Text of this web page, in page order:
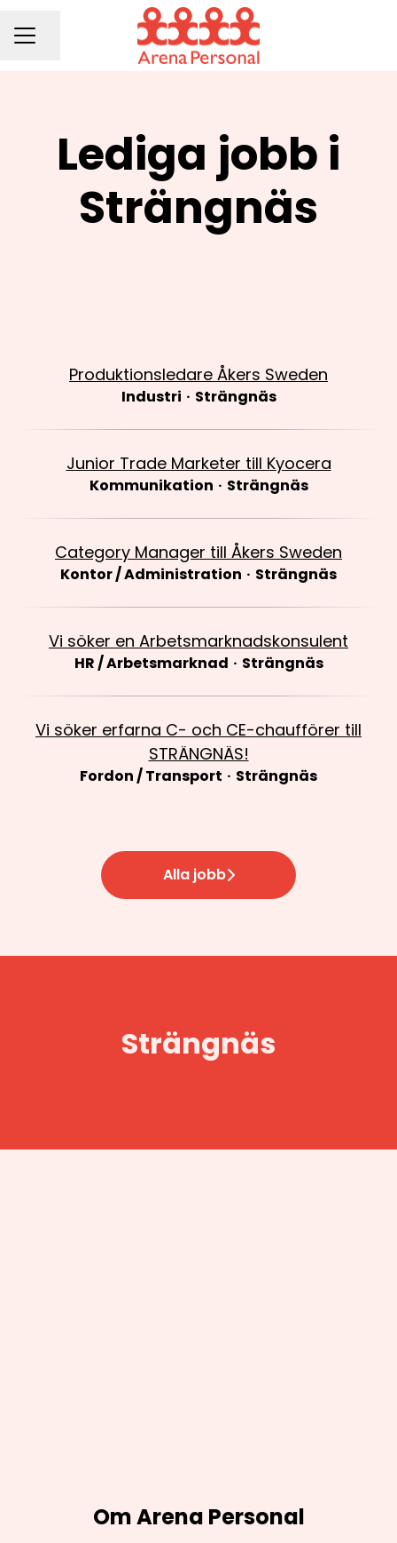
KARRIÄRMENY
Dela sidan
Lediga jobb i
Strängnäs
Produktionsledare Åkers Sweden
Industri · Strängnäs
Junior Trade Marketer till Kyocera
Kommunikation · Strängnäs
Category Manager till Åkers Sweden
Kontor / Administration · Strängnäs
Vi söker en Arbetsmarknadskonsulent
HR / Arbetsmarknad · Strängnäs
Vi söker erfarna C- och CE-chaufförer till
STRÄNGNÄS!
Fordon / Transport · Strängnäs
Alla jobb
Strängnäs
Om Arena Personal